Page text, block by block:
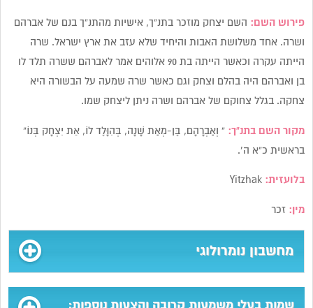
פירוש השם: השם יצחק מוזכר בתנ”ך, אישיות מהתנ”ך בנם של אברהם
ושרה. אחד משלושת האבות והיחיד שלא עזב את ארץ ישראל. שרה
הייתה עקרה וכאשר הייתה בת 90 אלוהים אמר לאברהם ששרה תלד לו
בן ואברהם היה בהלם וצחק וגם כאשר שרה שמעה על הבשורה היא
צחקה. בגלל צחוקם של אברהם ושרה ניתן ליצחק שמו.
מקור השם בתנ”ך: ” וְאַבְרָהָם, בֶּן-מְאַת שָׁנָה, בְּהִוָּלֶד לוֹ, אֵת יִצְחָק בְּנוֹ”
בראשית כ”א ה’.
בלועזית:Yitzhak
מין: זכר
מחשבון נומרולוגי
שמות בעלי משמעות קרובה והצעות נוספות: